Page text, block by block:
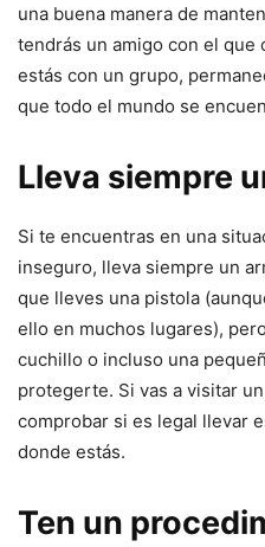
una buena manera de
tendrás un amigo con el
estás con un grupo,
que todo el mundo se
Lleva siempre
Si te encuentras en una
inseguro, lleva siempre un
que lleves una pistola
ello en muchos lugares),
cuchillo o incluso una
protegerte. Si vas a visitar
comprobar si es legal llevar
donde estás.
Ten un